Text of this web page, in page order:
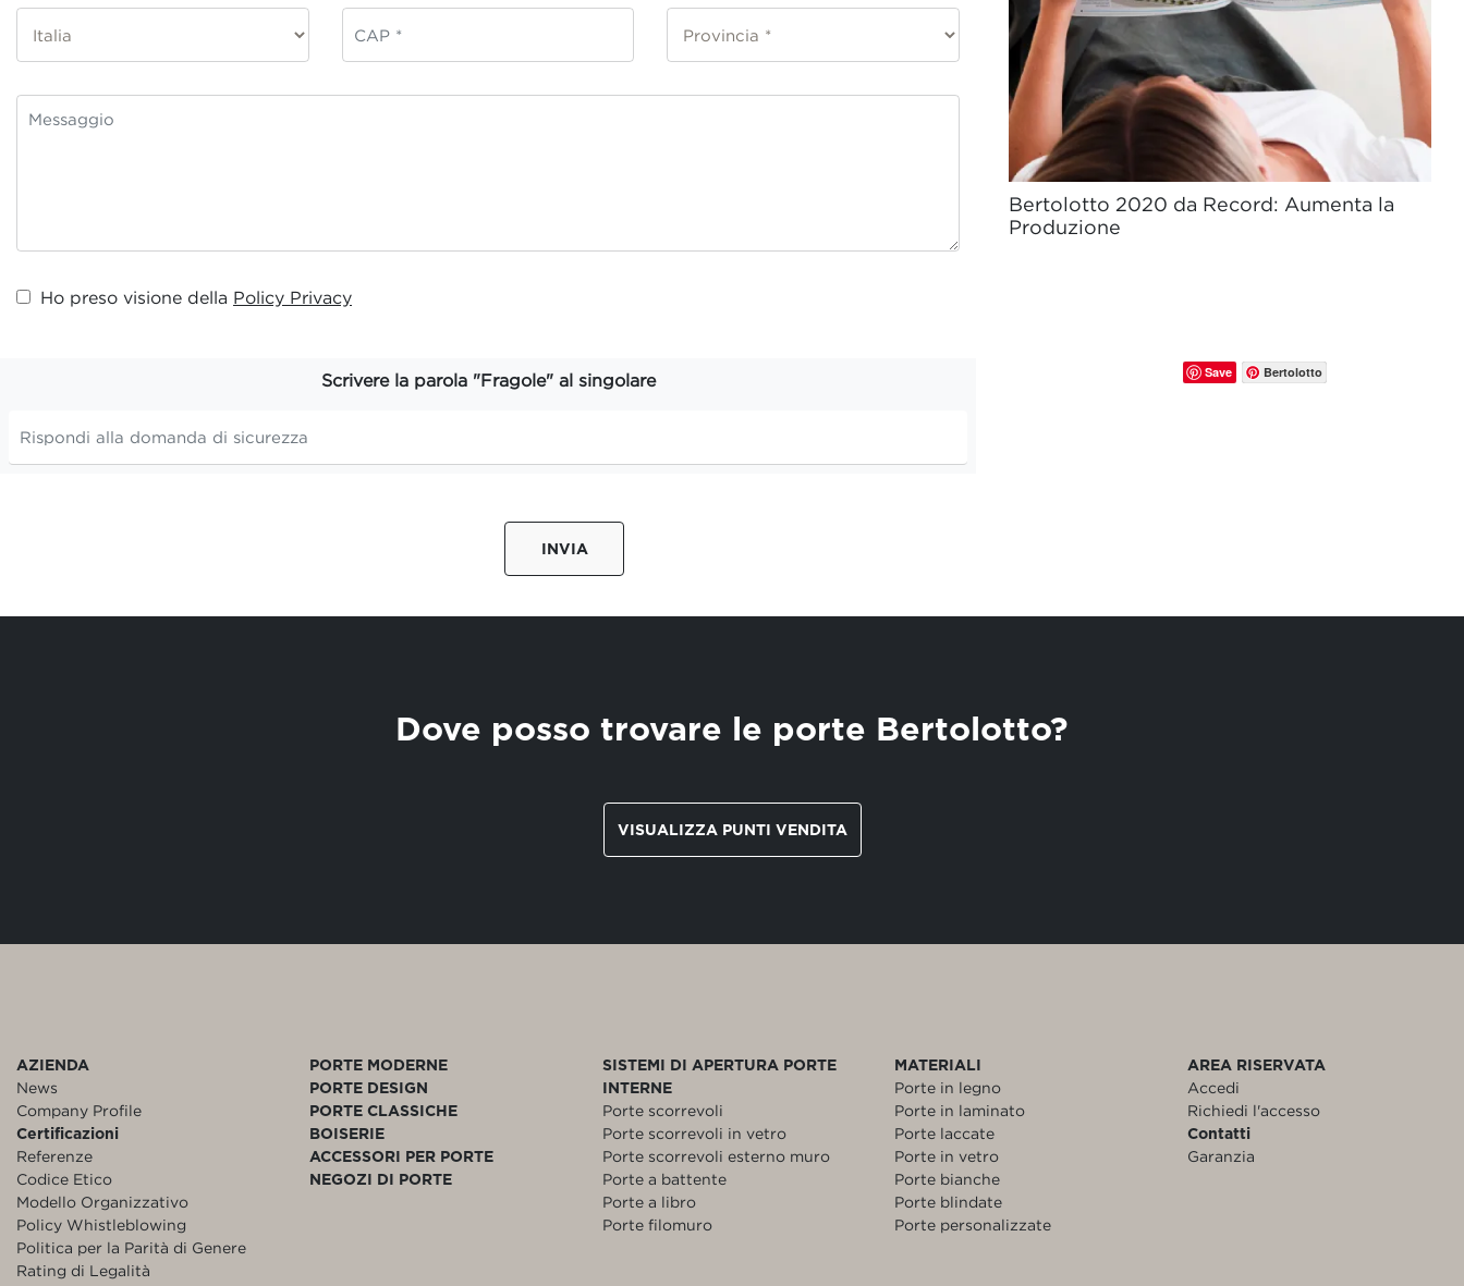
Ho preso visione della Policy Privacy
Scrivere la parola "Fragole" al singolare
INVIA
Bertolotto 2020 da Record: Aumenta la
Produzione
Save Bertolotto
Dove posso trovare le porte Bertolotto?
VISUALIZZA PUNTI VENDITA
AZIENDA
News
Company Profile
Certificazioni
Referenze
Codice Etico
Modello Organizzativo
Policy Whistleblowing
Politica per la Parità di Genere
Rating di Legalità
PORTE MODERNE
PORTE DESIGN
PORTE CLASSICHE
BOISERIE
ACCESSORI PER PORTE
NEGOZI DI PORTE
SISTEMI DI APERTURA PORTE
INTERNE
Porte scorrevoli
Porte scorrevoli in vetro
Porte scorrevoli esterno muro
Porte a battente
Porte a libro
Porte filomuro
MATERIALI
Porte in legno
Porte in laminato
Porte laccate
Porte in vetro
Porte bianche
Porte blindate
Porte personalizzate
AREA RISERVATA
Accedi
Richiedi l'accesso
Contatti
Garanzia